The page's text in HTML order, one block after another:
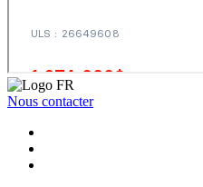
Nous contacter